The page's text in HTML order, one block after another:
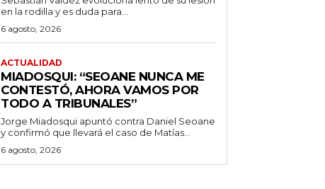
en la rodilla y es duda para...
6 agosto, 2026
ACTUALIDAD
MIADOSQUI: “SEOANE NUNCA ME
CONTESTÓ, AHORA VAMOS POR
TODO A TRIBUNALES”
Jorge Miadosqui apuntó contra Daniel Seoane
y confirmó que llevará el caso de Matías...
6 agosto, 2026